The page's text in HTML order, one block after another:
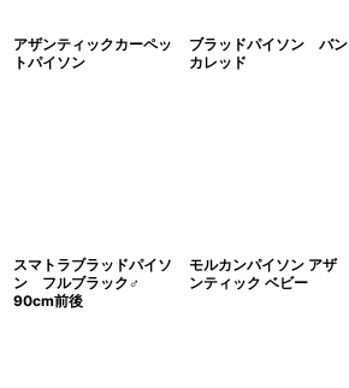
アザンティックカーペッ
トパイソン
ブラッドパイソン バン
カレッド
スマトラブラッドパイソ
ン フルブラック♂
90cm前後
モルカンパイソン アザ
ンティック ベビー